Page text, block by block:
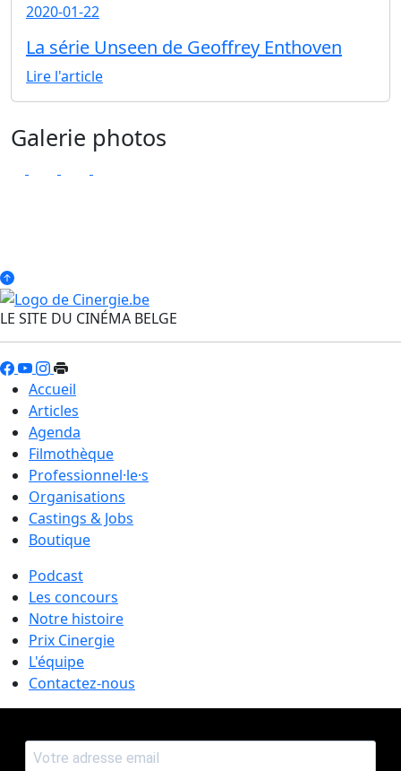
2020-01-22
La série Unseen de Geoffrey Enthoven
Lire l'article
Galerie photos
LE SITE DU CINÉMA BELGE
Accueil
Articles
Agenda
Filmothèque
Professionnel·le·s
Organisations
Castings & Jobs
Boutique
Podcast
Les concours
Notre histoire
Prix Cinergie
L'équipe
Contactez-nous